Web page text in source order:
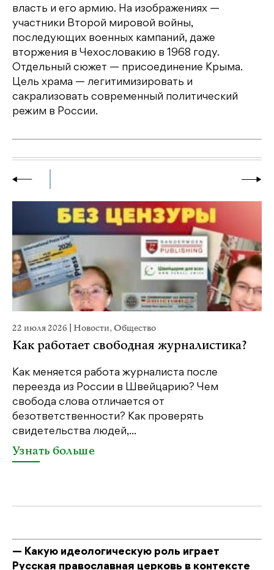
власть и его армию. На изображениях —
участники Второй мировой войны,
последующих военных кампаний, даже
вторжения в Чехословакию в 1968 году.
Отдельный сюжет — присоединение Крыма.
Цель храма — легитимизировать и
сакрализовать современный политический
режим в России.
22 июля 2026 Новости,Общество
Как работает свободная журналистика?
Как меняется работа журналиста после
переезда из России в Швейцарию? Чем
свобода слова отличается от
безответственности? Как проверять
свидетельства людей,...
Узнать больше
— Какую идеологическую роль играет
Русская православная церковь в контексте